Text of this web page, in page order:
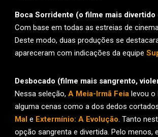
Boca Sorridente (o filme mais divertido
Com base em todas as estreias de
Deste modo, duas produções se
apareceram com indicações da equipe
Desbocado (filme mais sangrento,
Nessa seleção, A Meia-Irmã Feia levou o
alguma cenas como a dos dedos
Mal e Extermínio: A Evolução. Tanto
opção sangrenta e divertida. Pelo menos,